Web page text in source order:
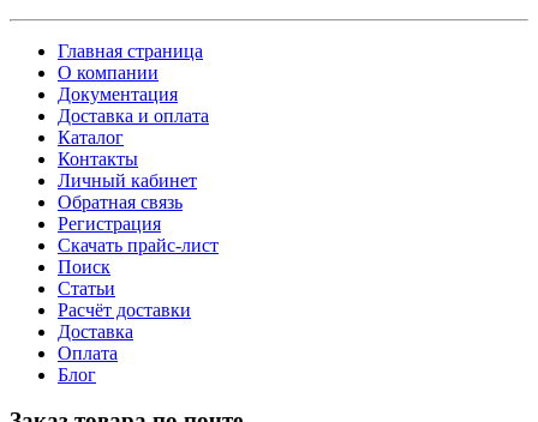
Главная страница
О компании
Документация
Доставка и оплата
Каталог
Контакты
Личный кабинет
Обратная связь
Регистрация
Скачать прайс-лист
Поиск
Статьи
Расчёт доставки
Доставка
Оплата
Блог